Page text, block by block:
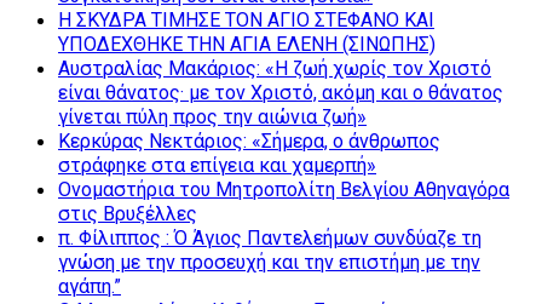
Η ΣΚΥΔΡΑ ΤΙΜΗΣΕ ΤΟΝ ΑΓΙΟ ΣΤΕΦΑΝΟ ΚΑΙ
ΥΠΟΔΕΧΘΗΚΕ ΤΗΝ ΑΓΙΑ ΕΛΕΝΗ (ΣΙΝΩΠΗΣ)
Αυστραλίας Μακάριος: «Η ζωή χωρίς τον Χριστό
είναι θάνατος· με τον Χριστό, ακόμη και ο θάνατος
γίνεται πύλη προς την αιώνια ζωή»
Κερκύρας Νεκτάριος: «Σήμερα, ο άνθρωπος
στράφηκε στα επίγεια και χαμερπή»
Ονομαστήρια του Μητροπολίτη Βελγίου Αθηναγόρα
στις Βρυξέλλες
π. Φίλιππος : Ό Άγιος Παντελεήμων συνδύαζε τη
γνώση με την προσευχή και την επιστήμη με την
αγάπη.”